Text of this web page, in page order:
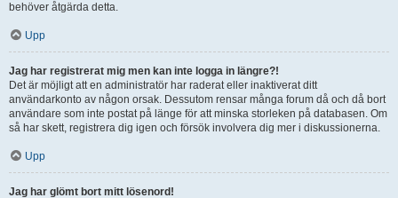
behöver åtgärda detta.
Upp
Jag har registrerat mig men kan inte logga in längre?!
Det är möjligt att en administratör har raderat eller inaktiverat ditt
användarkonto av någon orsak. Dessutom rensar många forum då och då bort
användare som inte postat på länge för att minska storleken på databasen. Om
så har skett, registrera dig igen och försök involvera dig mer i diskussionerna.
Upp
Jag har glömt bort mitt lösenord!